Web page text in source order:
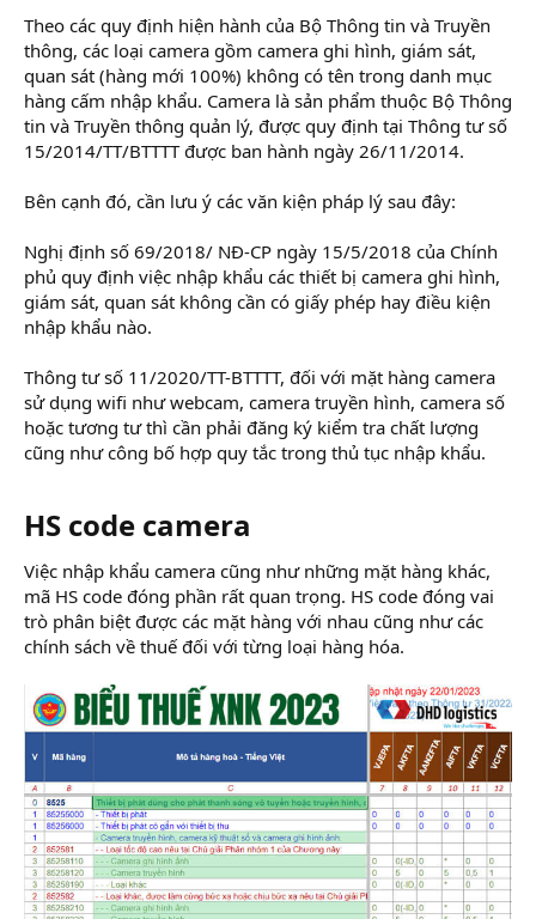
Theo các quy định hiện hành của Bộ Thông tin và Truyền
thông, các loại camera gồm camera ghi hình, giám sát,
quan sát (hàng mới 100%) không có tên trong danh mục
hàng cấm nhập khẩu. Camera là sản phẩm thuộc Bộ Thông
tin và Truyền thông quản lý, được quy định tại Thông tư số
15/2014/TT/BTTTT được ban hành ngày 26/11/2014.
Bên cạnh đó, cần lưu ý các văn kiện pháp lý sau đây:
Nghị định số 69/2018/ NĐ-CP ngày 15/5/2018 của Chính
phủ quy định việc nhập khẩu các thiết bị camera ghi hình,
giám sát, quan sát không cần có giấy phép hay điều kiện
nhập khẩu nào.
Thông tư số 11/2020/TT-BTTTT, đối với mặt hàng camera
sử dụng wifi như webcam, camera truyền hình, camera số
hoặc tương tư thì cần phải đăng ký kiểm tra chất lượng
cũng như công bố hợp quy tắc trong thủ tục nhập khẩu.
HS code camera​
Việc nhập khẩu camera cũng như những mặt hàng khác,
mã HS code đóng phần rất quan trọng. HS code đóng vai
trò phân biệt được các mặt hàng với nhau cũng như các
chính sách về thuế đối với từng loại hàng hóa.